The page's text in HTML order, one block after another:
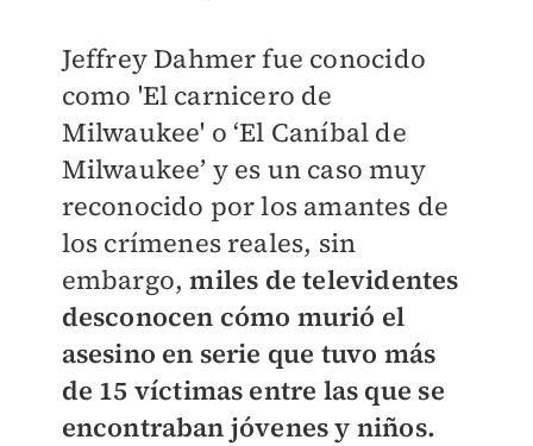
Jeffrey Dahmer fue conocido
como 'El carnicero de
Milwaukee' o ‘El Caníbal de
Milwaukee’ y es un caso muy
reconocido por los amantes de
los crímenes reales, sin
embargo,miles de televidentes
desconocen cómo murió el
asesino en serie que tuvo más
de 15 víctimas entre las que se
encontraban jóvenes y niños.